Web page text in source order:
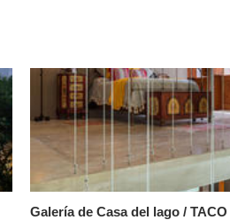
Galería de Casa del lago /